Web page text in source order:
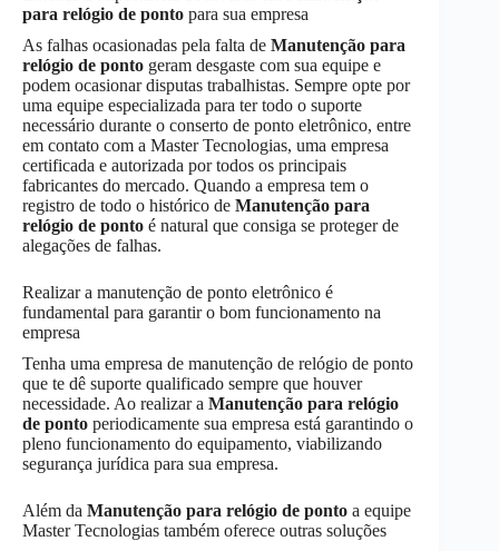
para relógio de ponto para sua empresa
As falhas ocasionadas pela falta de Manutenção para
relógio de ponto geram desgaste com sua equipe e
podem ocasionar disputas trabalhistas. Sempre opte por
uma equipe especializada para ter todo o suporte
necessário durante o conserto de ponto eletrônico, entre
em contato com a Master Tecnologias, uma empresa
certificada e autorizada por todos os principais
fabricantes do mercado. Quando a empresa tem o
registro de todo o histórico de Manutenção para
relógio de ponto é natural que consiga se proteger de
alegações de falhas.
Realizar a manutenção de ponto eletrônico é
fundamental para garantir o bom funcionamento na
empresa
Tenha uma empresa de manutenção de relógio de ponto
que te dê suporte qualificado sempre que houver
necessidade. Ao realizar a Manutenção para relógio
de ponto periodicamente sua empresa está garantindo o
pleno funcionamento do equipamento, viabilizando
segurança jurídica para sua empresa.
Além da Manutenção para relógio de ponto a equipe
Master Tecnologias também oferece outras soluções